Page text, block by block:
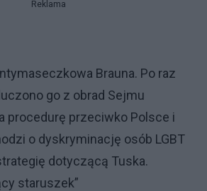
Reklama
Brauna. Po raz
go z obrad Sejmu
procedurę przeciwko Polsce i
o dyskryminację osób LGBT
dotyczącą Tuska.
staruszek”